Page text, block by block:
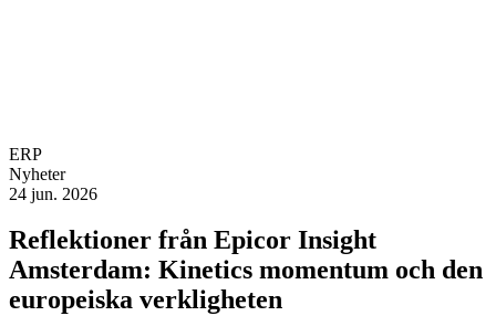
ERP
Nyheter
24 jun. 2026
Reflektioner från Epicor Insight
Amsterdam: Kinetics momentum och den
europeiska verkligheten